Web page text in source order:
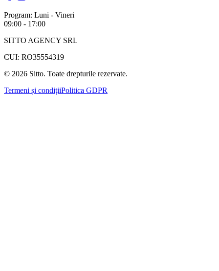
Program: Luni - Vineri
09:00 - 17:00
SITTO AGENCY SRL
CUI: RO35554319
© 2026 Sitto. Toate drepturile rezervate.
Termeni și condițiiPolitica GDPR